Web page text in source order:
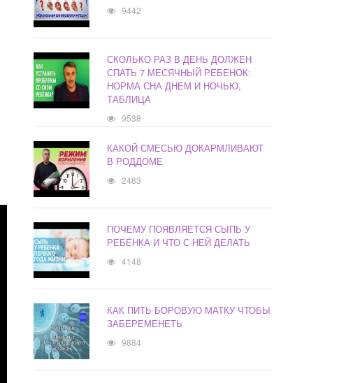
9442
СКОЛЬКО РАЗ В ДЕНЬ ДОЛЖЕН
СПАТЬ 7 МЕСЯЧНЫЙ РЕБЕНОК:
НОРМА СНА ДНЕМ И НОЧЬЮ,
ТАБЛИЦА
9538
КАКОЙ СМЕСЬЮ ДОКАРМЛИВАЮТ
В РОДДОМЕ
2483
ПОЧЕМУ ПОЯВЛЯЕТСЯ СЫПЬ У
РЕБЁНКА И ЧТО С НЕЙ ДЕЛАТЬ
4148
КАК ПИТЬ БОРОВУЮ МАТКУ ЧТОБЫ
ЗАБЕРЕМЕНЕТЬ
9884